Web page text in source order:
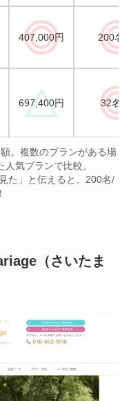
407,000円 200名/
697,400円 32名/
。複数のプランがある場
気プランで比較。
た」と伝えると、200名/
（さいたま